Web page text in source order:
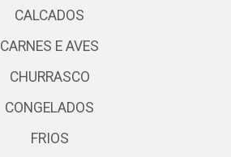
CALCADOS
CARNES E AVES
CHURRASCO
CONGELADOS
FRIOS